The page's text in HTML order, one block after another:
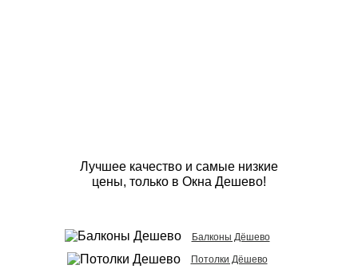
Лучшее качество и самые низкие
цены, только в Окна Дешево!
Балконы Дёшево
Потолки Дёшево